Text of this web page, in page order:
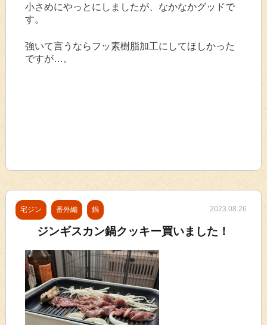
小さめにやっとにしましたが、なかなかグッドで
す。
強いて言うならフッ素樹脂加工にしてほしかった
ですが…。
宅ジン 番外編 鍋 2023.08.26
ジンギスカン鍋クッキー買いました！